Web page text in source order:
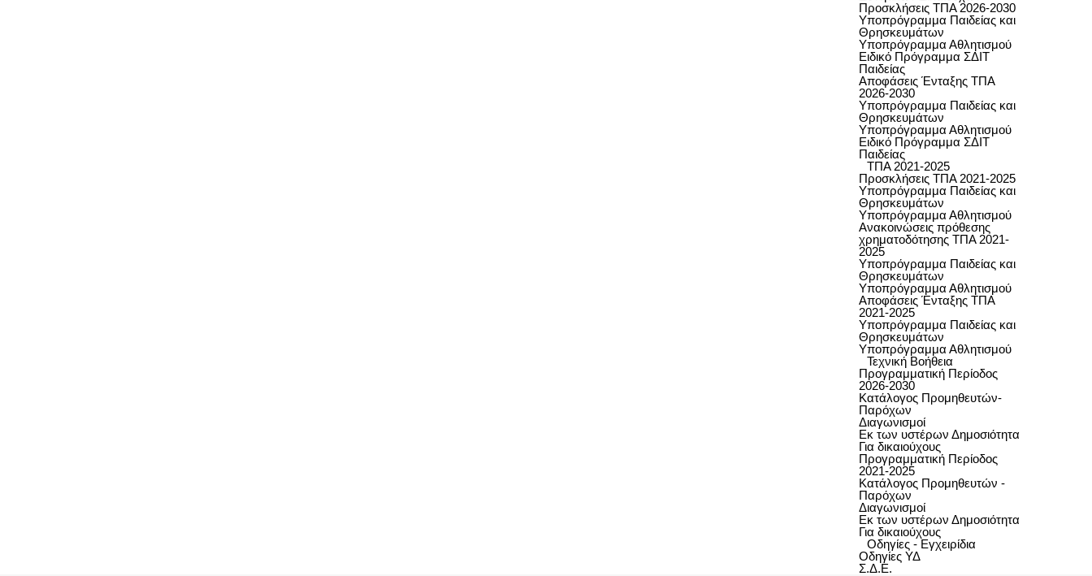
Προσκλήσεις ΤΠΑ 2026-2030
Υποπρόγραμμα Παιδείας και
Θρησκευμάτων
Υποπρόγραμμα Αθλητισμού
Ειδικό Πρόγραμμα ΣΔΙΤ
Παιδείας
Αποφάσεις Ένταξης ΤΠΑ
2026-2030
Υποπρόγραμμα Παιδείας και
Θρησκευμάτων
Υποπρόγραμμα Αθλητισμού
Ειδικό Πρόγραμμα ΣΔΙΤ
Παιδείας
ΤΠΑ 2021-2025
Προσκλήσεις ΤΠΑ 2021-2025
Υποπρόγραμμα Παιδείας και
Θρησκευμάτων
Υποπρόγραμμα Αθλητισμού
Ανακοινώσεις πρόθεσης
χρηματοδότησης ΤΠΑ 2021-
2025
Υποπρόγραμμα Παιδείας και
Θρησκευμάτων
Υποπρόγραμμα Αθλητισμού
Αποφάσεις Ένταξης ΤΠΑ
2021-2025
Υποπρόγραμμα Παιδείας και
Θρησκευμάτων
Υποπρόγραμμα Αθλητισμού
Τεχνική Βοήθεια
Προγραμματική Περίοδος
2026-2030
Κατάλογος Προμηθευτών-
Παρόχων
Διαγωνισμοί
Εκ των υστέρων Δημοσιότητα
Για δικαιούχους
Προγραμματική Περίοδος
2021-2025
Κατάλογος Προμηθευτών -
Παρόχων
Διαγωνισμοί
Εκ των υστέρων Δημοσιότητα
Για δικαιούχους
Οδηγίες - Εγχειρίδια
Οδηγίες ΥΔ
Σ.Δ.Ε.